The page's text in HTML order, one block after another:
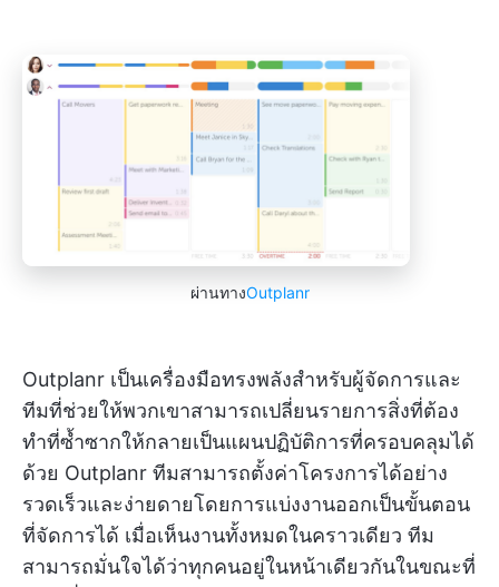
ผ่านทางOutplanr
Outplanr เป็นเครื่องมือทรงพลังสำหรับผู้จัดการและ
ทีมที่ช่วยให้พวกเขาสามารถเปลี่ยนรายการสิ่งที่ต้อง
ทำที่ซ้ำซากให้กลายเป็นแผนปฏิบัติการที่ครอบคลุมได้
ด้วย Outplanr ทีมสามารถตั้งค่าโครงการได้อย่าง
รวดเร็วและง่ายดายโดยการแบ่งงานออกเป็นขั้นตอน
ที่จัดการได้ เมื่อเห็นงานทั้งหมดในคราวเดียว ทีม
สามารถมั่นใจได้ว่าทุกคนอยู่ในหน้าเดียวกันในขณะที่